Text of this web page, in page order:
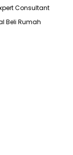
Consultant
Beli Rumah